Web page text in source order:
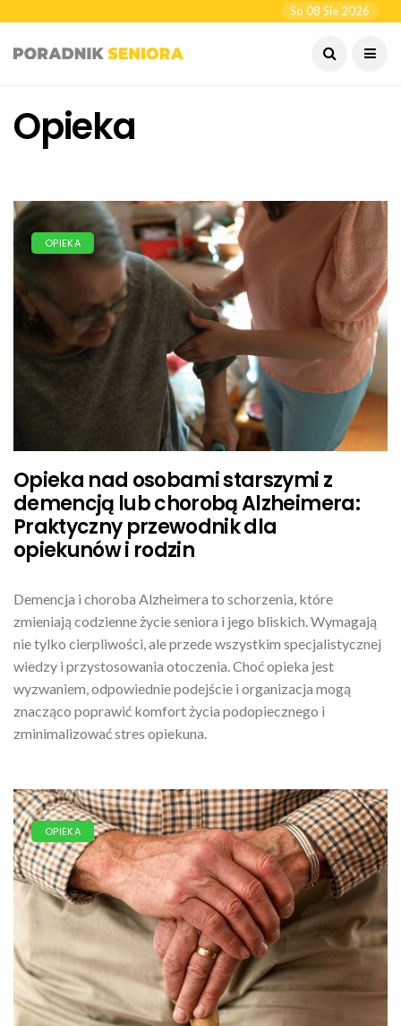
So 08 Sie 2026
Opieka
OPIEKA
Opieka nad osobami starszymi z
demencją lub chorobą Alzheimera:
Praktyczny przewodnik dla
opiekunów i rodzin
Demencja i choroba Alzheimera to schorzenia, które
zmieniają codzienne życie seniora i jego bliskich. Wymagają
nie tylko cierpliwości, ale przede wszystkim specjalistycznej
wiedzy i przystosowania otoczenia. Choć opieka jest
wyzwaniem, odpowiednie podejście i organizacja mogą
znacząco poprawić komfort życia podopiecznego i
zminimalizować stres opiekuna.
OPIEKA